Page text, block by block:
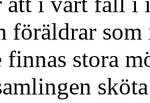
föräldrar som
finnas stora